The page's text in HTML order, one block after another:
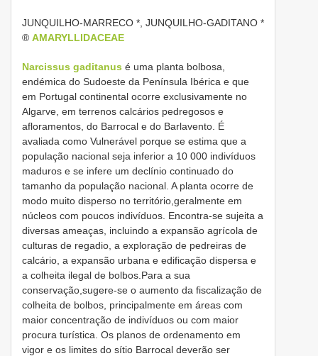
JUNQUILHO-MARRECO *, JUNQUILHO-GADITANO *
® AMARYLLIDACEAE
Narcissus gaditanus é uma planta bolbosa,
endémica do Sudoeste da Península Ibérica e que
em Portugal continental ocorre exclusivamente no
Algarve, em terrenos calcários pedregosos e
afloramentos, do Barrocal e do Barlavento. É
avaliada como Vulnerável porque se estima que a
população nacional seja inferior a 10 000 indivíduos
maduros e se infere um declínio continuado do
tamanho da população nacional. A planta ocorre de
modo muito disperso no território,geralmente em
núcleos com poucos indivíduos. Encontra-se sujeita a
diversas ameaças, incluindo a expansão agrícola de
culturas de regadio, a exploração de pedreiras de
calcário, a expansão urbana e edificação dispersa e
a colheita ilegal de bolbos.Para a sua
conservação,sugere-se o aumento da fiscalização de
colheita de bolbos, principalmente em áreas com
maior concentração de indivíduos ou com maior
procura turística. Os planos de ordenamento em
vigor e os limites do sítio Barrocal deverão ser